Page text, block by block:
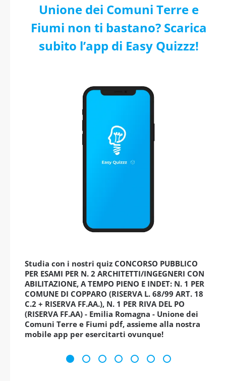
Unione dei Comuni Terre e
Fiumi non ti bastano? Scarica
subito l’app di Easy Quizzz!
Studia con i nostri quiz CONCORSO PUBBLICO
PER ESAMI PER N. 2 ARCHITETTI/INGEGNERI CON
ABILITAZIONE, A TEMPO PIENO E INDET: N. 1 PER
COMUNE DI COPPARO (RISERVA L. 68/99 ART. 18
C.2 + RISERVA FF.AA.), N. 1 PER RIVA DEL PO
(RISERVA FF.AA) - Emilia Romagna - Unione dei
Comuni Terre e Fiumi pdf, assieme alla nostra
mobile app per esercitarti ovunque!